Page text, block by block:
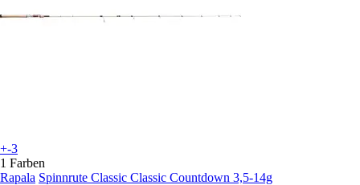
+-3
1 Farben
Rapala Spinnrute Classic Classic Countdown 3,5-14g